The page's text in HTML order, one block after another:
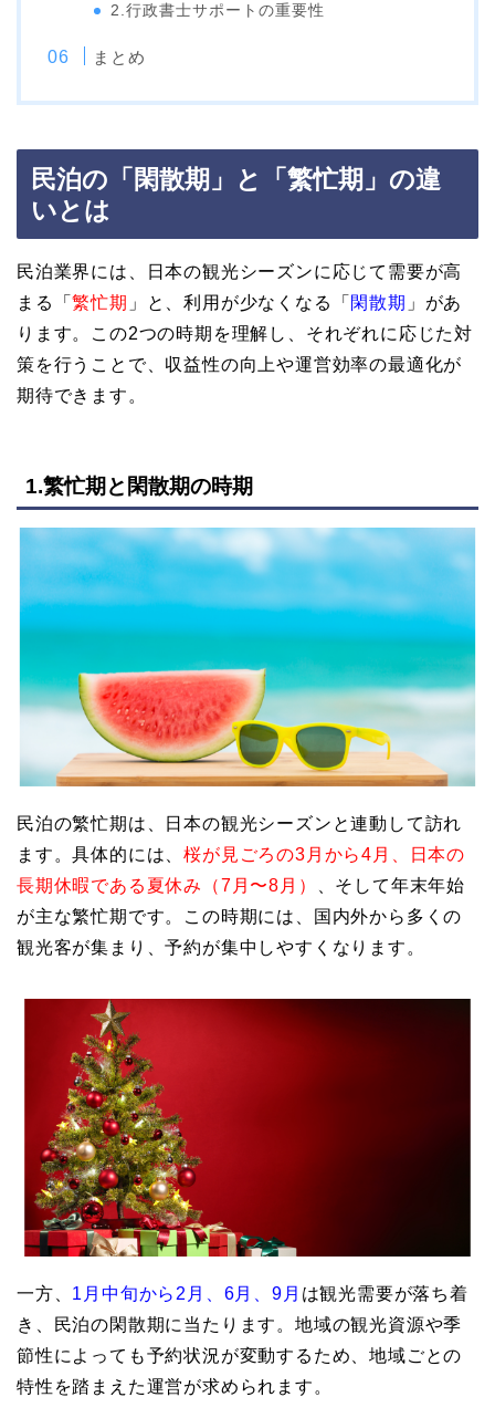
2.行政書士サポートの重要性
まとめ
民泊の「閑散期」と「繁忙期」の違
いとは
民泊業界には、日本の観光シーズンに応じて需要が高
まる「繁忙期 」と、利用が少なくなる「 閑散期 」があ
ります。この2つの時期を理解し、それぞれに応じた対
策を行うことで、収益性の向上や運営効率の最適化が
期待できます。
1.繁忙期と閑散期の時期
民泊の繁忙期は、日本の観光シーズンと連動して訪れ
ます。具体的には、桜が見ごろの3月から4月、日本の
長期休暇である夏休み（7月〜8月）
、そして年末年始
が主な繁忙期です。この時期には、国内外から多くの
観光客が集まり、予約が集中しやすくなります。
一方、 1月中旬から2月、6月、9月 は観光需要が落ち着
き、民泊の閑散期に当たります。地域の観光資源や季
節性によっても予約状況が変動するため、地域ごとの
特性を踏まえた運営が求められます。